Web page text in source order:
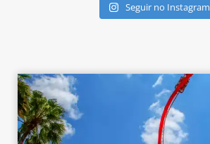
Seguir no Instagram